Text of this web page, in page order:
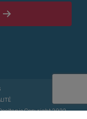
Copyright 2022